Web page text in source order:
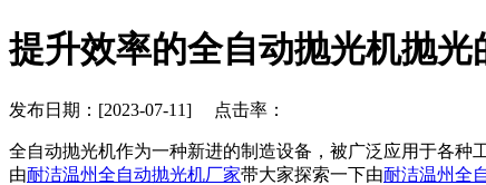
提升效率的全自动抛光机抛光
发布日期：[2023-07-11] 点击率：
全自动抛光机作为一种新进的制造设备，被广泛应用于各种
由耐洁温州全自动抛光机厂家带大家探索一下由耐洁温州全